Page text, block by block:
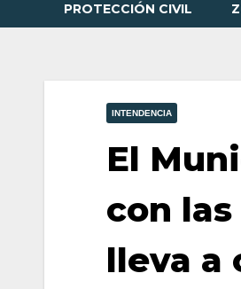
PROTECCIÓN CIVIL
INTENDENCIA
El
con
lleva a